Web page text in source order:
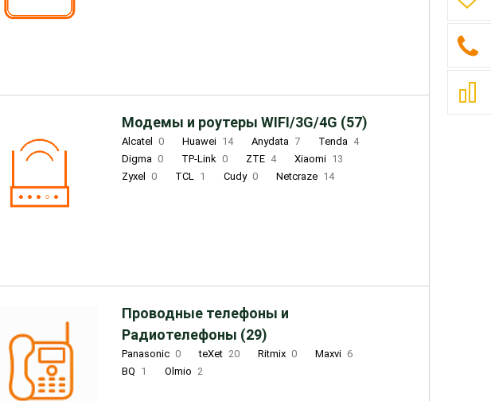
Модемы и роутеры WIFI/3G/4G (57)
Alcatel 0 Huawei 14 Anydata 7 Tenda 4
Digma 0 TP-Link 0 ZTE 4 Xiaomi 13
Zyxel
0 TCL 1 Cudy 0 Netcraze 14
Проводные телефоны и
Радиотелефоны (29)
Panasonic 0 teXet 20 Ritmix 0 Maxvi 6
BQ 1 Olmio 2